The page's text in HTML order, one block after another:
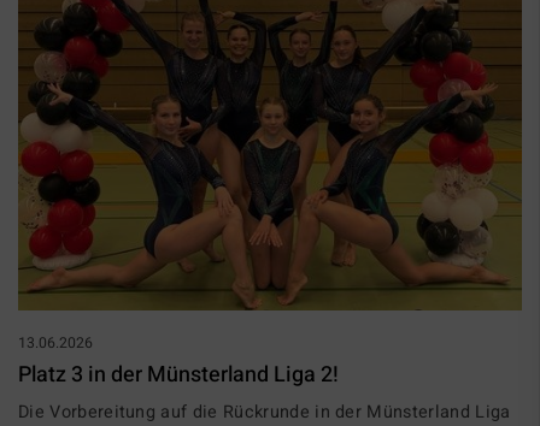
13.06.2026
Platz 3 in der Münsterland Liga 2!
Die Vorbereitung auf die Rückrunde in der Münsterland Liga